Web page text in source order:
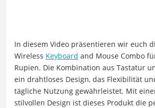
In diesem Video präsentieren wir euch
Wireless Keyboard and Mouse Combo
Rupien. Die Kombination aus Tastatur
ein drahtloses Design, das Flexibilität
tägliche Nutzung gewährleistet. Mit
stilvollen Design ist dieses Produkt die